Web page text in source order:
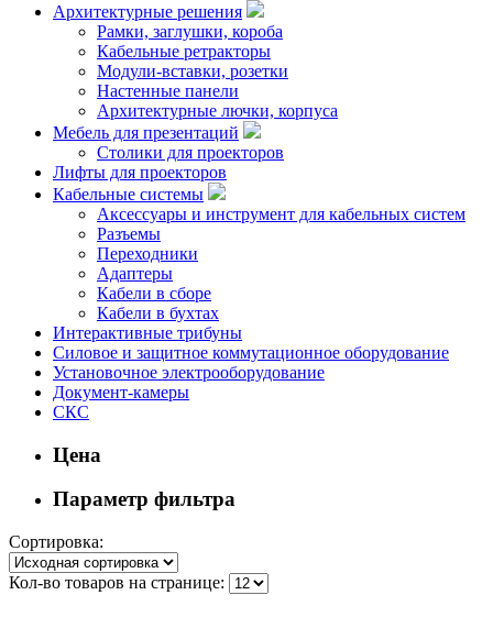
Архитектурные решения
Рамки, заглушки, короба
Кабельные ретракторы
Модули-вставки, розетки
Настенные панели
Архитектурные лючки, корпуса
Мебель для презентаций
Столики для проекторов
Лифты для проекторов
Кабельные системы
Аксессуары и инструмент для кабельных систем
Разъемы
Переходники
Адаптеры
Кабели в сборе
Кабели в бухтах
Интерактивные трибуны
Силовое и защитное коммутационное оборудование
Установочное электрооборудование
Документ-камеры
СКС
Цена
Параметр фильтра
Сортировка:
Кол-во товаров на странице: